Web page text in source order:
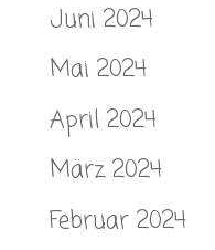
Juni 2024
Mai 2024
April 2024
März 2024
Februar 2024